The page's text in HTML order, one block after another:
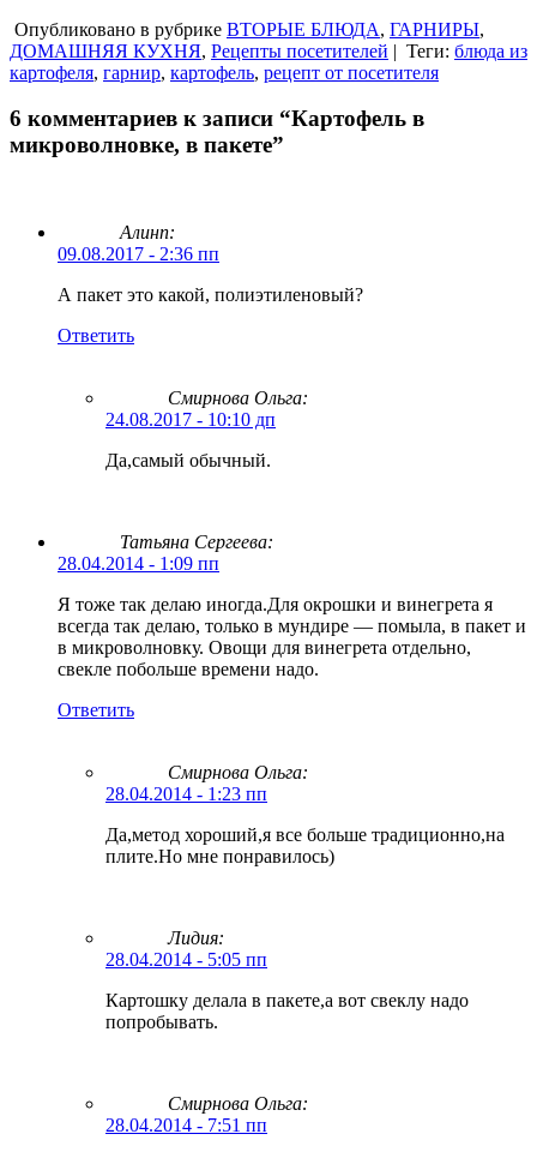
Опубликовано в рубрике ВТОРЫЕ БЛЮДА, ГАРНИРЫ,
ДОМАШНЯЯ КУХНЯ, Рецепты посетителей | Теги: блюда из
картофеля, гарнир, картофель, рецепт от посетителя
6 комментариев к записи “Картофель в
микроволновке, в пакете”
Алинп:
09.08.2017 - 2:36 пп
А пакет это какой, полиэтиленовый?
Ответить
Смирнова Ольга:
24.08.2017 - 10:10 дп
Да,самый обычный.
Татьяна Сергеева:
28.04.2014 - 1:09 пп
Я тоже так делаю иногда.Для окрошки и винегрета я
всегда так делаю, только в мундире — помыла, в пакет и
в микроволновку. Овощи для винегрета отдельно,
свекле побольше времени надо.
Ответить
Смирнова Ольга:
28.04.2014 - 1:23 пп
Да,метод хороший,я все больше традиционно,на
плите.Но мне понравилось)
Лидия:
28.04.2014 - 5:05 пп
Картошку делала в пакете,а вот свеклу надо
попробывать.
Смирнова Ольга:
28.04.2014 - 7:51 пп